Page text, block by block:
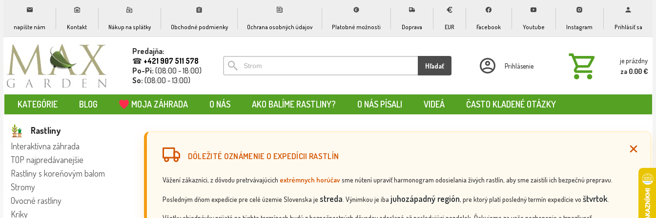
napíšte nám Kontakt Nákup na splátky Obchodné podmienky Ochrana osobných údajov Platobné možnosti Doprava EUR Facebook Youtube Instagram Prihlásiť sa
Predajňa:
☎ +421 907 511 578
Po-Pi: (08:00 - 18:00)
So: (08:00 - 13:00)
Hľadať Prihlásenie
je prázdny
za 0.00 €
KATEGÓRIE BLOG MOJA ZÁHRADA O NÁS AKO BALÍME RASTLINY? O NÁS PÍSALI VIDEÁ ČASTO KLADENÉ OTÁZKY
Rastliny
Interaktívna záhrada
TOP najpredávanejšie
Rastliny s koreňovým balom
Stromy
Ovocné rastliny
Kríky
DÔLEŽITÉ OZNÁMENIE O EXPEDÍCII RASTLÍN
Vážení zákazníci, z dôvodu pretrvávajúcich extrémnych horúčavsme nútení upraviť harmonogram odosielania živých rastlín, aby sme zaistili ich bezpečnú prepravu.
Posledným dňom expedície pre celé územie Slovenska je streda . Výnimkou je iba juhozápadný región, pre ktorý platí posledný termín expedície vo štvrtok.